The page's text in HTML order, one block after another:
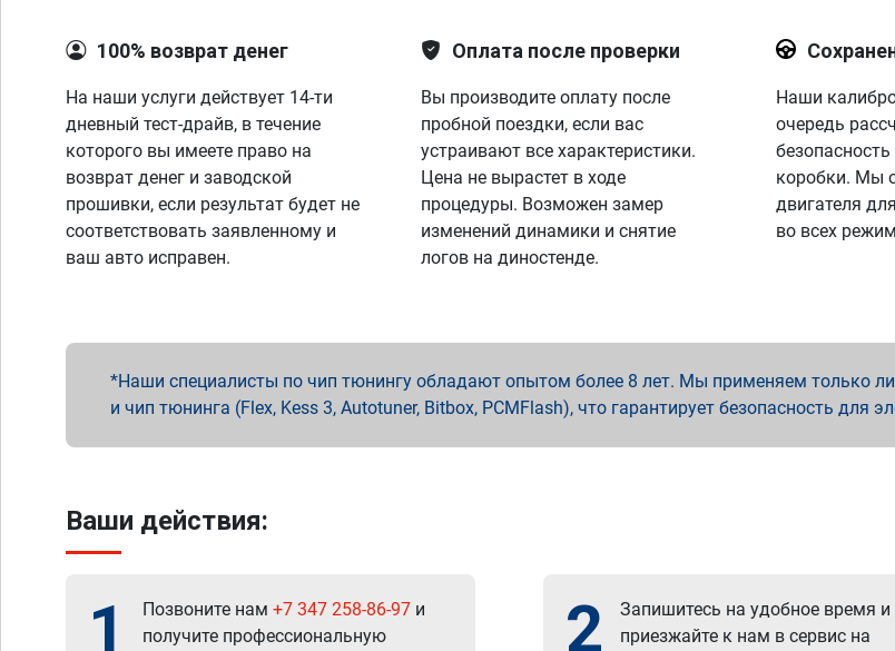
100% возврат денег
На наши услуги действует 14-ти
дневный тест-драйв, в течение
которого вы имеете право на
возврат денег и заводской
прошивки, если результат будет не
соответствовать заявленному и
ваш авто исправен.
Оплата после проверки
Вы производите оплату после
пробной поездки, если вас
устраивают все характеристики.
Цена не вырастет в ходе
процедуры. Возможен замер
изменений динамики и снятие
логов на диностенде.
Наши
очередь
коробки. Мы
двигателя
во всех
Наши специалисты по чип тюнингу обладают опытом более 8 лет. Мы применяем только
и чип тюнинга (Flex, Kess 3, Autotuner, Bitbox, PCMFlash), что гарантирует безопасность для
Ваши действия:
1 Позвоните нам +7 347 258-86-97 и
получите профессиональную
2
Запишитесь на удобное время и
приезжайте к нам в сервис на